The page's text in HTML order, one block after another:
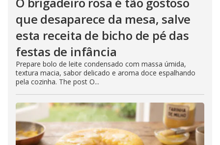
que desaparece da mesa, salve
esta receita de bicho de pé das
festas de infância
Prepare bolo de leite condensado com massa úmida,
textura macia, sabor delicado e aroma doce espalhando
pela cozinha. The post O...